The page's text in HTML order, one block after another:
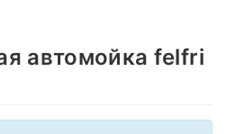
автомойка felfri